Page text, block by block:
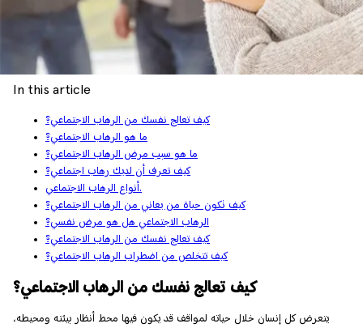
In this article
كيف تعالج نفسك من الرهاب الاجتماعي؟
ما هو الرهاب الاجتماعي؟
ما هو سبب مرض الرهاب الاجتماعي؟
كيف تعرف أن لديك رهاب اجتماعي؟
أنواع الرهاب الاجتماعي.
كيف تكون حياة من يعاني من الرهاب الاجتماعي؟
الرهاب الاجتماعي هل هو مرض نفسي؟
كيف تعالج نفسك من الرهاب الاجتماعي؟
كيف تتخلص من اضطراب الرهاب الاجتماعي؟
كيف تعالج نفسك من الرهاب الاجتماعي؟
يتعرض كل إنسان خلال حياته لمواقف قد يكون فيها محط أنظار بيئته ومحيطه،